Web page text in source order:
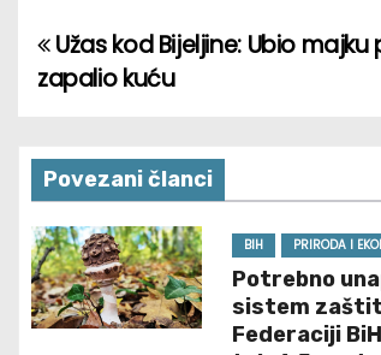
P
s
t
n
a
Užas kod Bijeljine: Ubio majku
zapalio kuću
Povezani članci
BIH PRIRODA I
Potrebno
sistem
Federaciji